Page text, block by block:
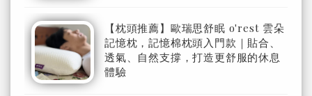
【枕頭推薦】歐瑞思舒眠 o'rest 雲朵
記憶枕，記憶棉枕頭入門款｜貼合、
透氣、自然支撐，打造更舒服的休息
體驗